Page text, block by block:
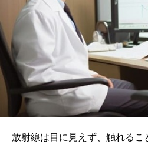
放射線は目に見えず、触れるこ